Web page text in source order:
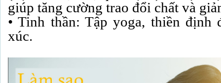
giúp tăng cường trao đổi chất và
• Tinh thần: Tập yoga, thiền định
xúc.